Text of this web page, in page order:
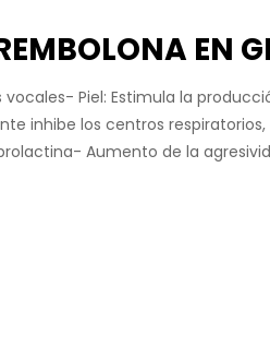
EN
Piel: Estimula la
inhibe los centros
Aumento de la